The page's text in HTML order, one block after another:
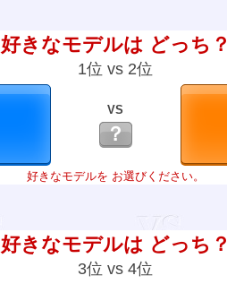
好きなモデルは どっち？
1位 vs 2位
VS
？
好きなモデルを お選びください。
好きなモデルは どっち？
3位 vs 4位